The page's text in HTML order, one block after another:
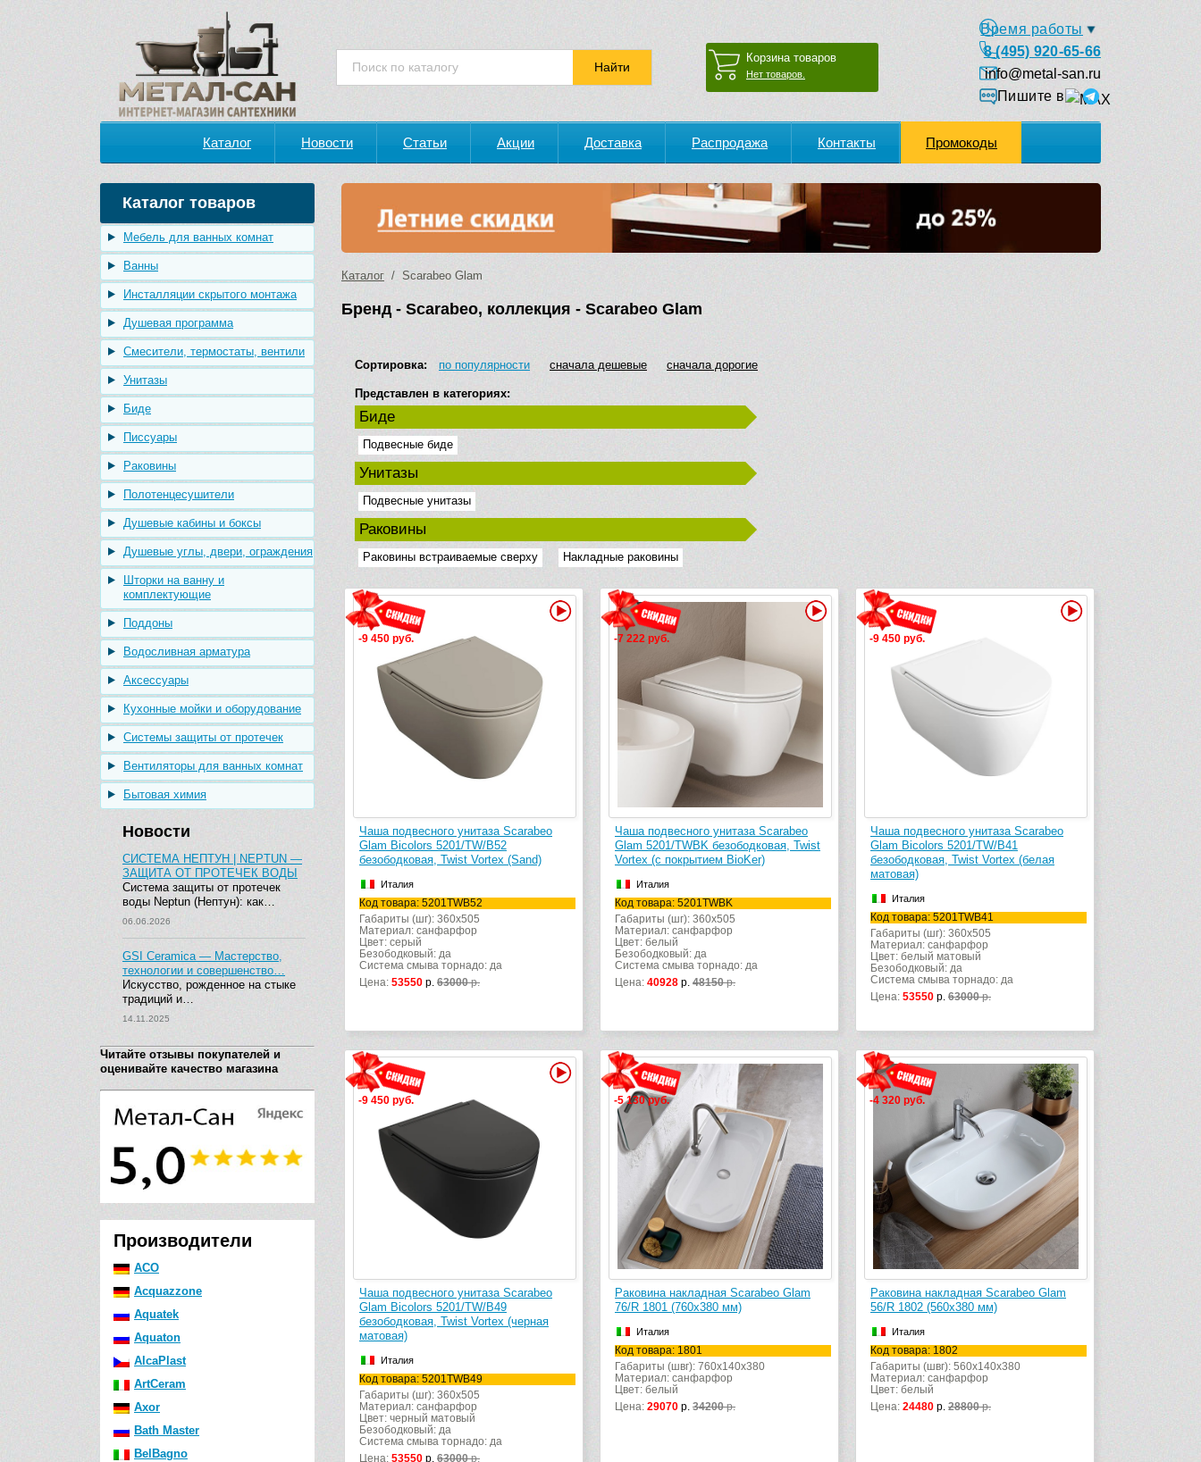
Корзина товаров
Нет товаров.
Время работы
8 (495) 920-65-66
info@metal-san.ru
Пишите в
Каталог Новости Статьи Акции Доставка Распродажа Контакты Промокоды
Каталог товаров
Мебель для ванных комнат
Ванны
Инсталляции скрытого монтажа
Душевая программа
Смесители, термостаты, вентили
Унитазы
Биде
Писсуары
Раковины
Полотенцесушители
Душевые кабины и боксы
Душевые углы, двери, ограждения
Шторки на ванну и
комплектующие
Поддоны
Водосливная арматура
Аксессуары
Кухонные мойки и оборудование
Системы защиты от протечек
Вентиляторы для ванных комнат
Бытовая химия
Новости
СИСТЕМА НЕПТУН | NEPTUN —
ЗАЩИТА ОТ ПРОТЕЧЕК ВОДЫ
Система защиты от протечек
воды Neptun (Нептун): как…
06.06.2026
GSI Ceramica — Мастерство,
технологии и совершенство…
Искусство, рожденное на стыке
традиций и…
14.11.2025
Читайте отзывы покупателей и
оценивайте качество магазина
Производители
ACO
Acquazzone
Aquatek
Aquaton
AlcaPlast
ArtCeram
Axor
Bath Master
BelBagno
Каталог / Scarabeo Glam
Бренд - Scarabeo, коллекция - Scarabeo Glam
Сортировка: по популярности сначала дешевые сначала дорогие
Представлен в категориях:
Биде
Подвесные биде
Унитазы
Подвесные унитазы
Раковины
Раковины встраиваемые сверху Накладные раковины
-9 450 руб.
Видео
Чаша подвесного унитаза Scarabeo
Glam Bicolors 5201/TW/B52
безободковая, Twist Vortex (Sand)
Италия
Код товара: 5201TWB52
Габариты (шг): 360x505
Материал: санфарфор
Цвет: серый
Безободковый: да
Система смыва торнадо: да
Цена: 53550 р. 63000р.
-7 222 руб.
Видео
Чаша подвесного унитаза Scarabeo
Glam 5201/TWBK безободковая, Twist
Vortex (с покрытием BioKer)
Италия
Код товара: 5201TWBK
Габариты (шг): 360x505
Материал: санфарфор
Цвет: белый
Безободковый: да
Система смыва торнадо: да
Цена: 40928 р. 48150р.
-9 450 руб.
Чаша подвесного унитаза Scarabeo
Glam Bicolors 5201/TW/B41
безободковая, Twist Vortex (белая
матовая)
Италия
Код товара: 5201TWB41
Габариты (шг): 360x505
Материал: санфарфор
Цвет: белый матовый
Безободковый: да
Система смыва торнадо: да
Цена: 53550 р. 63000р.
-9 450 руб.
Видео
Чаша подвесного унитаза Scarabeo
Glam Bicolors 5201/TW/B49
безободковая, Twist Vortex (черная
матовая)
Италия
Код товара: 5201TWB49
Габариты (шг): 360x505
Материал: санфарфор
Цвет: черный матовый
Безободковый: да
Система смыва торнадо: да
Цена: 53550 р. 63000р.
-5 130 руб.
Раковина накладная Scarabeo Glam
76/R 1801 (760х380 мм)
Италия
Код товара: 1801
Габариты (швг): 760x140x380
Материал: санфарфор
Цвет: белый
Цена: 29070 р. 34200р.
-4 320 руб.
Раковина накладная Scarabeo Glam
56/R 1802 (560х380 мм)
Италия
Код товара: 1802
Габариты (швг): 560x140x380
Материал: санфарфор
Цвет: белый
Цена: 24480 р. 28800р.